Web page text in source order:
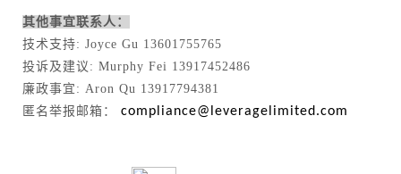
其他事宜联系人：
技术支持: Joyce Gu 13601755765
投诉及建议: Murphy Fei 13917452486
廉政事宜: Aron Qu 13917794381
匿名举报邮箱： compliance@leveragelimited.com